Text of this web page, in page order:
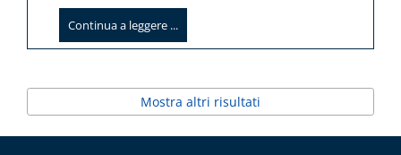
Continua a leggere ...
Mostra altri risultati